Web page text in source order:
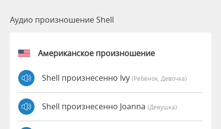
Аудио произношение Shell
Американское произношение
Shell произнесенно Ivy (Ребёнок, Девочка)
Shell произнесенно Joanna (девушка)